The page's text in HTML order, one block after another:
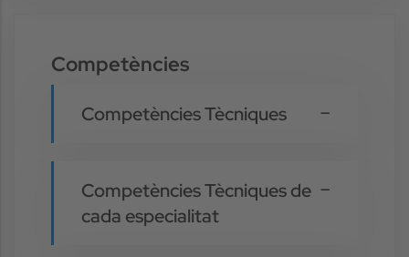
Competències
Competències Tècniques
Competències Tècniques de
cada especialitat